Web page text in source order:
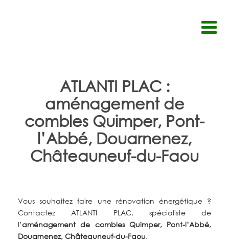
ATLANTI PLAC :
aménagement de
combles Quimper, Pont-
l’Abbé, Douarnenez,
Châteauneuf-du-Faou
Vous souhaitez faire une rénovation énergétique ?
Contactez
ATLANTI PLAC, spécialiste
de
l’aménagement de combles Quimper, Pont-l’Abbé,
Douarnenez, Châteauneuf-du-Faou.